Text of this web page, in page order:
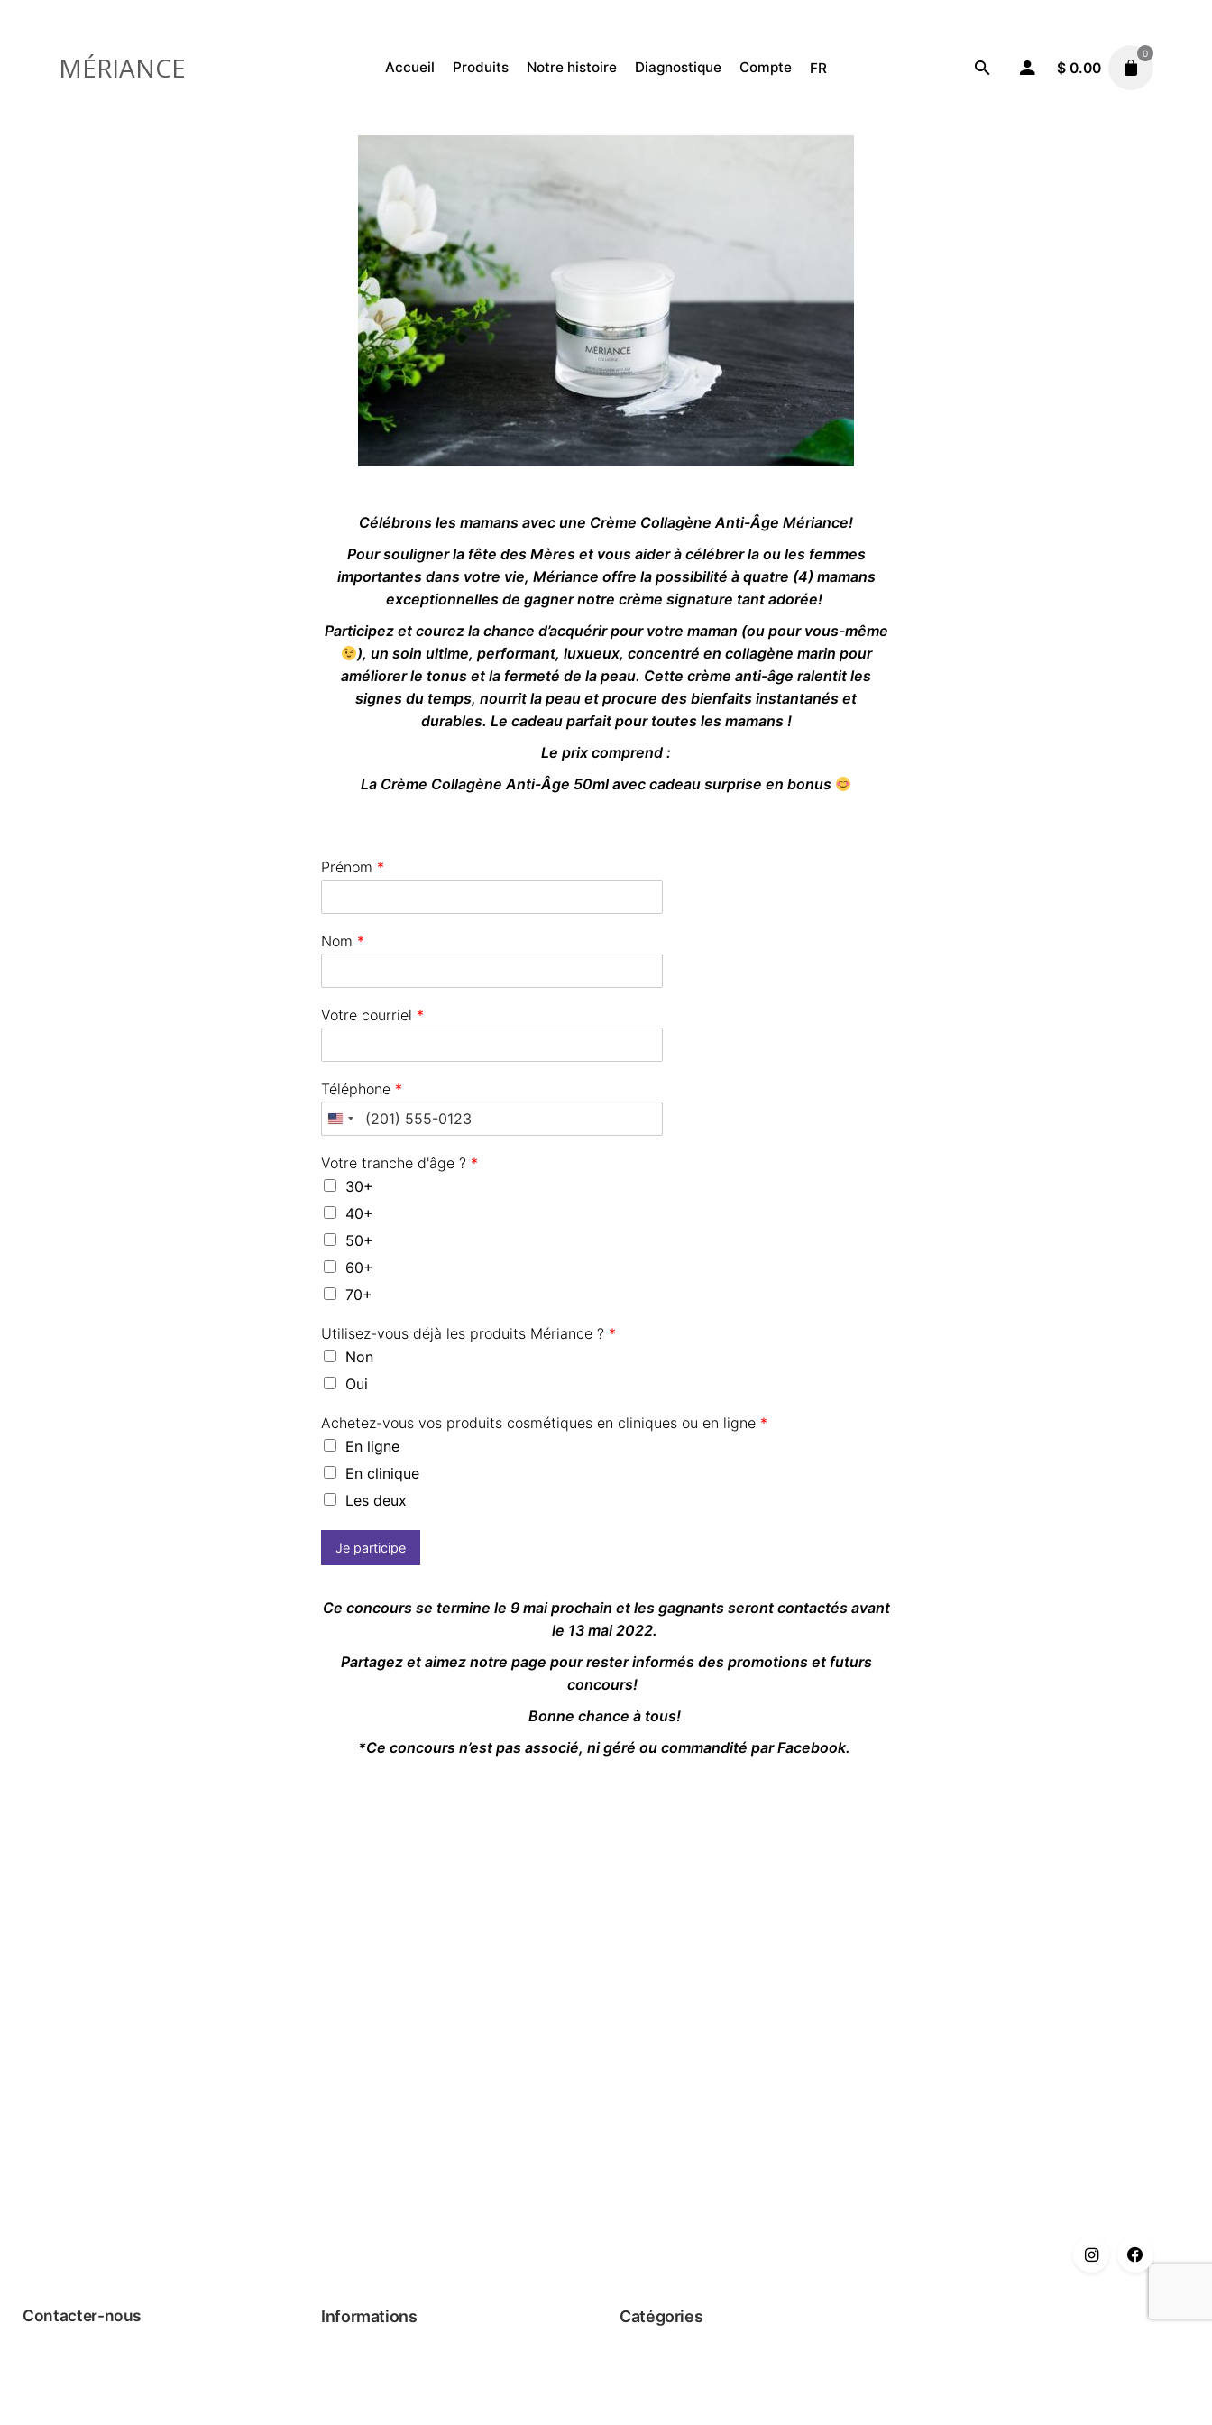
MÉRIANCE Accueil Produits Notre histoire Diagnostique Compte FR $ 0.00
0
Célébrons les mamans avec une Crème Collagène Anti-Âge Mériance!
Pour souligner la fête des Mères et vous aider à célébrer la ou les femmes
importantes dans votre vie, Mériance offre la possibilité à quatre (4) mamans
exceptionnelles de gagner notre crème signature tant adorée!
Participez et courez la chance d’acquérir pour votre maman (ou pour vous-même
), un soin ultime, performant, luxueux, concentré en collagène marin pour
améliorer le tonus et la fermeté de la peau. Cette crème anti-âge ralentit les
signes du temps, nourrit la peau et procure des bienfaits instantanés et
durables. Le cadeau parfait pour toutes les mamans !
Le prix comprend :
La Crème Collagène Anti-Âge 50ml avec cadeau surprise en bonus
Prénom *
Nom *
Votre courriel *
Téléphone *
Votre tranche d'âge ? *
30+
40+
50+
60+
70+
Utilisez-vous déjà les produits Mériance ? *
Non
Oui
Achetez-vous vos produits cosmétiques en cliniques ou en ligne *
En ligne
En clinique
Les deux
Je participe
Ce concours se termine le 9 mai prochain et les gagnants seront contactés avant
le 13 mai 2022.
Partagez et aimez notre page pour rester informés des promotions et futurs
concours!
Bonne chance à tous!
*Ce concours n’est pas associé, ni géré ou commandité par Facebook.
Contacter-nous Informations Catégories